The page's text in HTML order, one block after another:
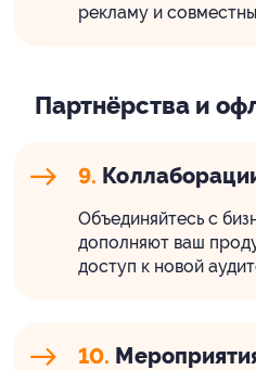
рекламу и
Партнёрства и
9.
Объединяйтесь с
дополняют ваш
доступ к новой
10.